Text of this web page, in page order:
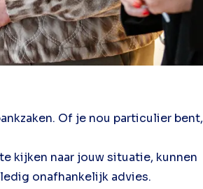
Of je nou particulier bent,
kijken naar jouw situatie, kunnen
onafhankelijk advies.